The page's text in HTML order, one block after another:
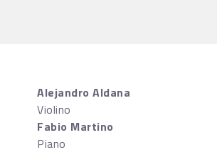
Alejandro Aldana
Violino
Fabio Martino
Piano